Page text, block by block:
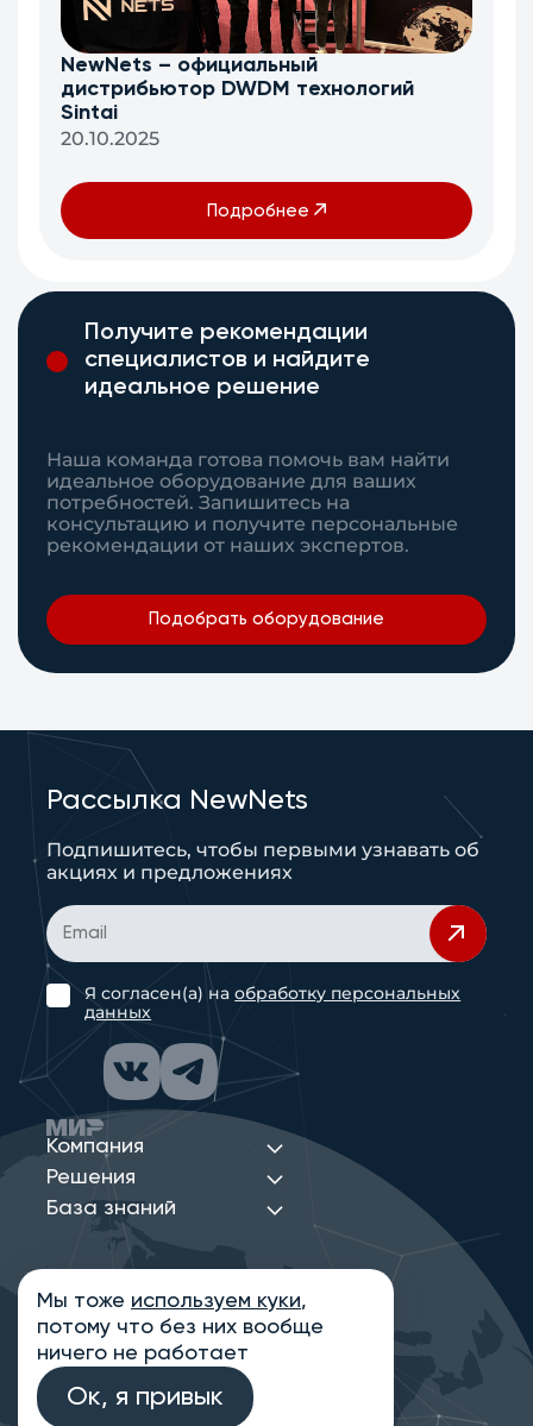
NewNets – официальный
дистрибьютор DWDM технологий
Sintai
20.10.2025
Подробнее
Получите рекомендации
специалистов и найдите
идеальное решение
Наша команда готова помочь вам найти
идеальное оборудование для ваших
потребностей. Запишитесь на
консультацию и получите персональные
рекомендации от наших экспертов.
Подобрать оборудование
Компания
Решения
База знаний
Рассылка NewNets
Подпишитесь, чтобы первыми узнавать об
акциях и предложениях
Я согласен(а) наобработку персональных
данных
Политика конфиденциальности
Информация на сайте носит ознакомительный
характер и не является публичной офертой,
определяемой положениями статьи 437
Гражданского кодекса РФ
© 2013-2026 Новые Сети Интеграция
Мы тоже используем куки,
потому что без них вообще
ничего не работает
Ок, я привык